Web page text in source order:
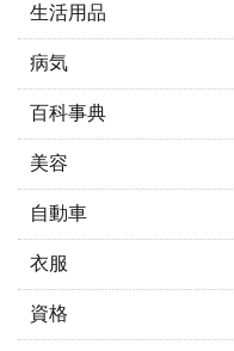
生活用品
病気
百科事典
美容
自動車
衣服
資格